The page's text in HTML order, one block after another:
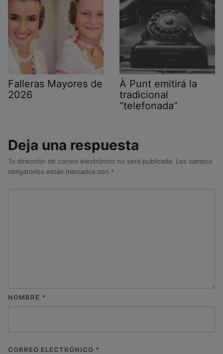
Falleras Mayores de
2026
À Punt emitirá la
tradicional
“telefonada”
Deja una respuesta
Tu dirección de correo electrónico no será publicada. Los campos
obligatorios están marcados con *
NOMBRE *
CORREO ELECTRÓNICO *